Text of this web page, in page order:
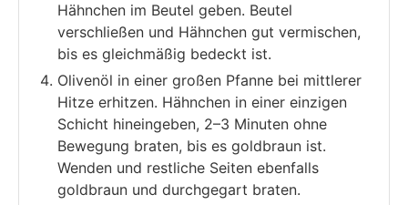
Hähnchen im Beutel geben. Beutel
verschließen und Hähnchen gut vermischen,
bis es gleichmäßig bedeckt ist.
Olivenöl in einer großen Pfanne bei mittlerer
Hitze erhitzen. Hähnchen in einer einzigen
Schicht hineingeben, 2–3 Minuten ohne
Bewegung braten, bis es goldbraun ist.
Wenden und restliche Seiten ebenfalls
goldbraun und durchgegart braten.